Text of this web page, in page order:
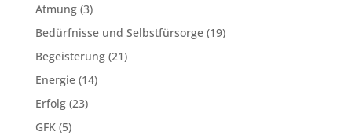
Atmung(3)
Bedürfnisse und Selbstfürsorge(19)
Begeisterung(21)
Energie(14)
Erfolg(23)
GFK(5)